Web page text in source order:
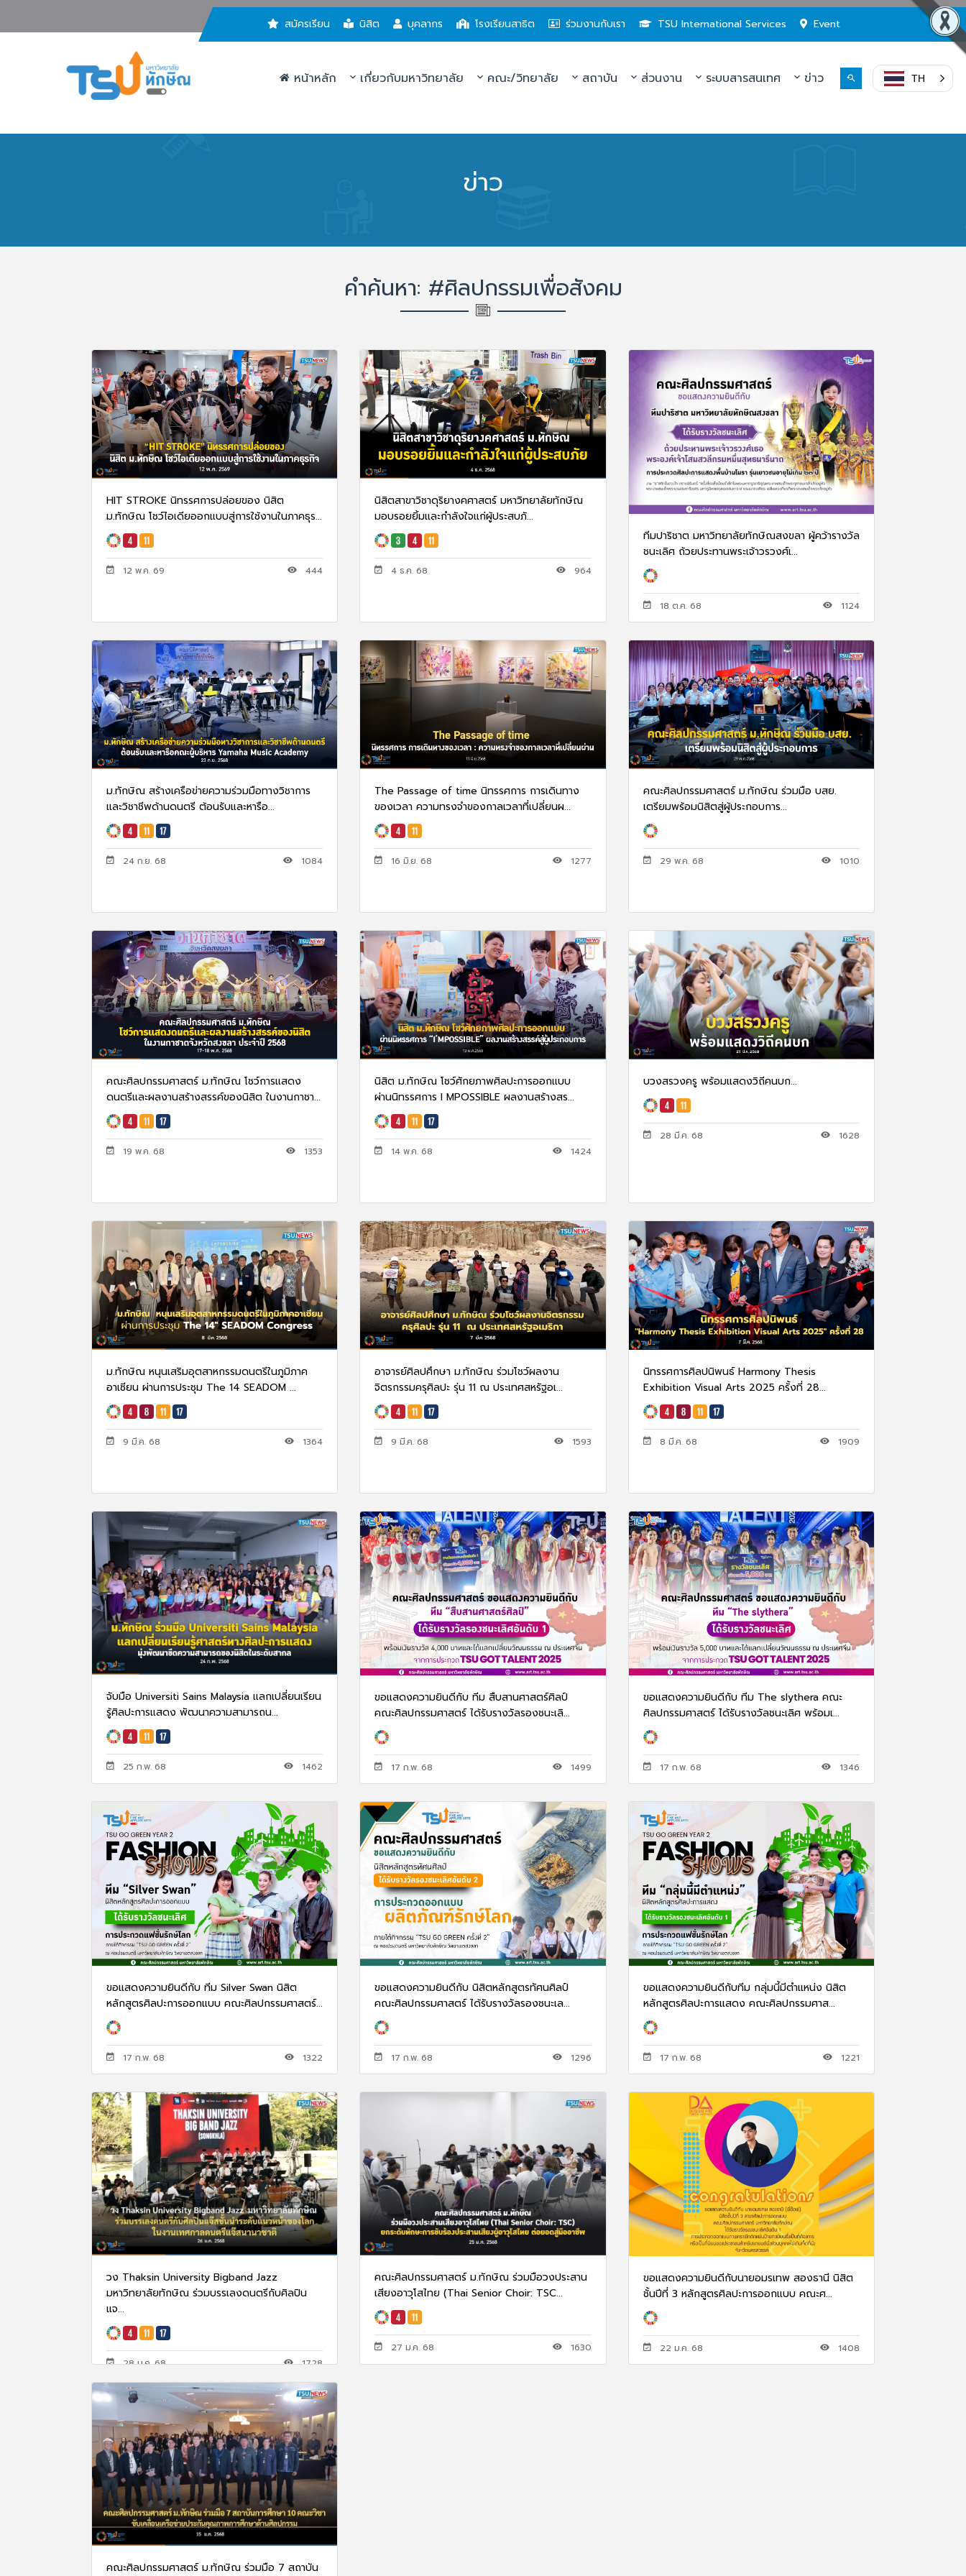
สมัครเรียน นิสิต บุคลากร โรงเรียนสาธิต ร่วมงานกับเรา TSU International Services Event
หน้าหลัก เกี่ยวกับมหาวิทยาลัย คณะ/วิทยาลัย สถาบัน ส่วนงาน ระบบสารสนเทศ ข่าว TH
ข่าว
คำค้นหา: #ศิลปกรรมเพื่อสังคม
HIT STROKE นิทรรศการปล่อยของ นิสิต
ม.ทักษิณ โชว์ไอเดียออกแบบสู่การใช้งานในภาคธุร...
12 พ.ค. 69 444
นิสิตสาขาวิชาดุริยางคศาสตร์ มหาวิทยาลัยทักษิณ
มอบรอยยิ้มและกำลังใจแก่ผู้ประสบภั...
4 ธ.ค. 68 964
ทีมปาริชาต มหาวิทยาลัยทักษิณสงขลา ผู้คว้ารางวัล
ชนะเลิศ ถ้วยประทานพระเจ้าวรวงศ์เ...
18 ต.ค. 68 1124
ม.ทักษิณ สร้างเครือข่ายความร่วมมือทางวิชาการ
และวิชาชีพด้านดนตรี ต้อนรับและหารือ...
24 ก.ย. 68 1084
The Passage of time นิทรรศการ การเดินทาง
ของเวลา ความทรงจำของกาลเวลาที่เปลี่ยนผ...
16 มิ.ย. 68 1277
คณะศิลปกรรมศาสตร์ ม.ทักษิณ ร่วมมือ บสย.
เตรียมพร้อมนิสิตสู่ผู้ประกอบการ...
29 พ.ค. 68 1010
คณะศิลปกรรมศาสตร์ ม.ทักษิณ โชว์การแสดง
ดนตรีและผลงานสร้างสรรค์ของนิสิต ในงานกาชา...
19 พ.ค. 68 1353
นิสิต ม.ทักษิณ โชว์ศักยภาพศิลปะการออกแบบ
ผ่านนิทรรศการ I MPOSSIBLE ผลงานสร้างสร...
14 พ.ค. 68 1424
บวงสรวงครู พร้อมแสดงวิถีคนบก...
28 มี.ค. 68 1628
ม.ทักษิณ หนุนเสริมอุตสาหกรรมดนตรีในภูมิภาค
อาเซียน ผ่านการประชุม The 14 SEADOM ...
9 มี.ค. 68 1364
อาจารย์ศิลปศึกษา ม.ทักษิณ ร่วมโชว์ผลงาน
จิตรกรรมครุศิลปะ รุ่น 11 ณ ประเทศสหรัฐอเ...
9 มี.ค. 68 1593
นิทรรศการศิลปนิพนธ์ Harmony Thesis
Exhibition Visual Arts 2025 ครั้งที่ 28...
8 มี.ค. 68 1909
จับมือ Universiti Sains Malaysia แลกเปลี่ยนเรียน
รู้ศิลปะการแสดง พัฒนาความสามารถน...
25 ก.พ. 68 1462
ขอแสดงความยินดีกับ ทีม สืบสานศาสตร์ศิลป์
คณะศิลปกรรมศาสตร์ ได้รับรางวัลรองชนะเลิ...
17 ก.พ. 68 1499
ขอแสดงความยินดีกับ ทีม The slythera คณะ
ศิลปกรรมศาสตร์ ได้รับรางวัลชนะเลิศ พร้อมเ...
17 ก.พ. 68 1346
ขอแสดงความยินดีกับ ทีม Silver Swan นิสิต
หลักสูตรศิลปะการออกแบบ คณะศิลปกรรมศาสตร์...
17 ก.พ. 68 1322
ขอแสดงความยินดีกับ นิสิตหลักสูตรทัศนศิลป์
คณะศิลปกรรมศาสตร์ ได้รับรางวัลรองชนะเล...
17 ก.พ. 68 1296
ขอแสดงความยินดีกับทีม กลุ่มนี้มีตำแหน่ง นิสิต
หลักสูตรศิลปะการแสดง คณะศิลปกรรมศาส...
17 ก.พ. 68 1221
วง Thaksin University Bigband Jazz
มหาวิทยาลัยทักษิณ ร่วมบรรเลงดนตรีกับศิลปิน
แจ...
28 ม.ค. 68 1728
คณะศิลปกรรมศาสตร์ ม.ทักษิณ ร่วมมือวงประสาน
เสียงอาวุโสไทย (Thai Senior Choir: TSC...
27 ม.ค. 68 1630
ขอแสดงความยินดีกับนายอมรเทพ สองธานี นิสิต
ชั้นปีที่ 3 หลักสูตรศิลปะการออกแบบ คณะศ...
22 ม.ค. 68 1408
คณะศิลปกรรมศาสตร์ ม.ทักษิณ ร่วมมือ 7 สถาบัน